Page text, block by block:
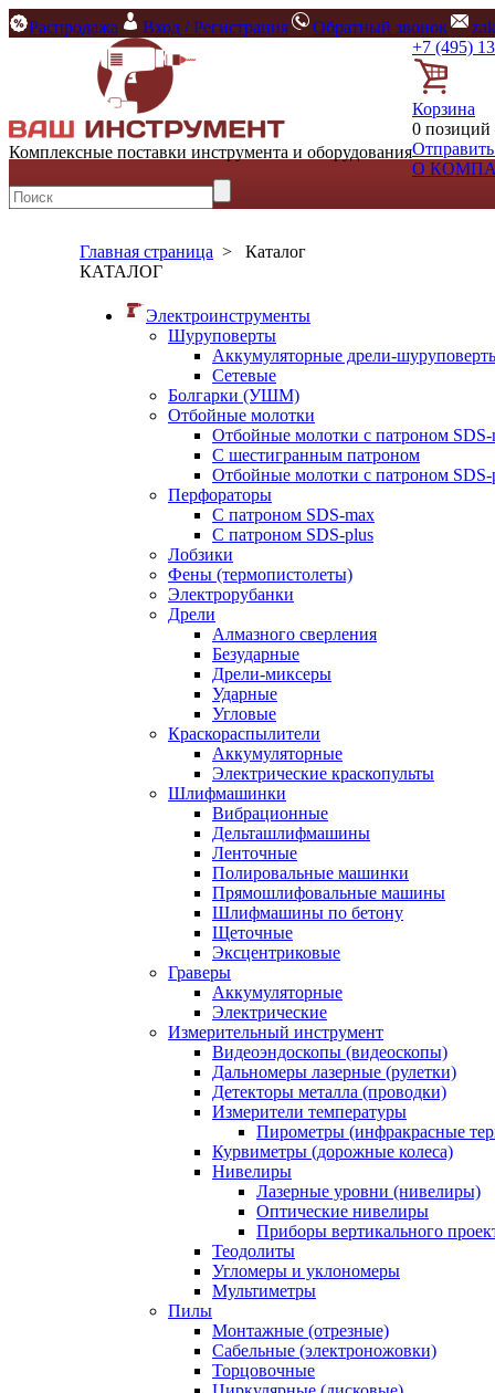
Распродажа Вход / Регистрация Обратный звонок
Комплексные поставки инструмента и оборудования
+7 (495)
Корзина
0 позиций
Отправить
О
Главная страница > Каталог
КАТАЛОГ
Электроинструменты
Шуруповерты
Аккумуляторные дрели-
Сетевые
Болгарки (УШМ)
Отбойные молотки
Отбойные молотки с патроном SDS-
С шестигранным патроном
Отбойные молотки с патроном SDS-
Перфораторы
С патроном SDS-max
С патроном SDS-plus
Лобзики
Фены (термопистолеты)
Электрорубанки
Дрели
Алмазного сверления
Безударные
Дрели-миксеры
Ударные
Угловые
Краскораспылители
Аккумуляторные
Электрические краскопульты
Шлифмашинки
Вибрационные
Дельташлифмашины
Ленточные
Полировальные машинки
Прямошлифовальные машины
Шлифмашины по бетону
Щеточные
Эксцентриковые
Граверы
Аккумуляторные
Электрические
Измерительный инструмент
Видеоэндоскопы (видеоскопы)
Дальномеры лазерные (рулетки)
Детекторы металла (проводки)
Измерители температуры
Пирометры (инфракрасные
Курвиметры (дорожные колеса)
Нивелиры
Лазерные уровни (нивелиры)
Оптические нивелиры
Приборы вертикального
Теодолиты
Угломеры и уклономеры
Мультиметры
Пилы
Монтажные (отрезные)
Сабельные (электроножовки)
Торцовочные